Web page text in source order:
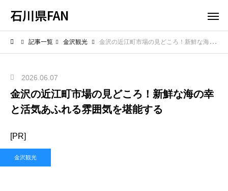
石川県FAN
記事一覧 金沢観光 金沢の近江町市場の見どころ！新鮮な海の幸と活気あふれる雰囲気を堪能する
2026.06.07
金沢の近江町市場の見どころ！新鮮な海の幸
と活気あふれる雰囲気を堪能する
[PR]
金沢観光